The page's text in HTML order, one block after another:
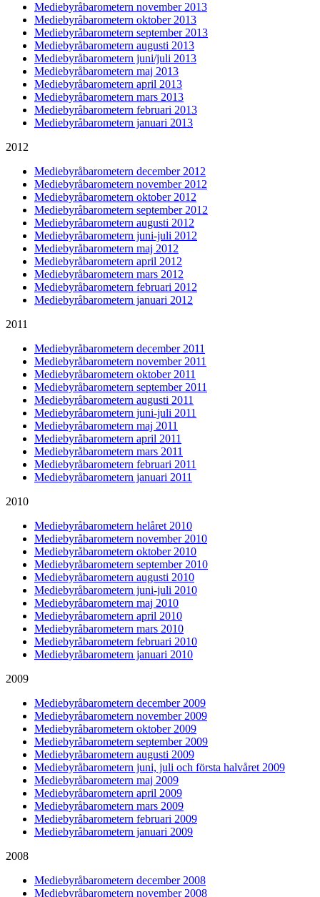
Mediebyråbarometern november 2013
Mediebyråbarometern oktober 2013
Mediebyråbarometern september 2013
Mediebyråbarometern augusti 2013
Mediebyråbarometern juni/juli 2013
Mediebyråbarometern maj 2013
Mediebyråbarometern april 2013
Mediebyråbarometern mars 2013
Mediebyråbarometern februari 2013
Mediebyråbarometern januari 2013
2012
Mediebyråbarometern december 2012
Mediebyråbarometern november 2012
Mediebyråbarometern oktober 2012
Mediebyråbarometern september 2012
Mediebyråbarometern augusti 2012
Mediebyråbarometern juni-juli 2012
Mediebyråbarometern maj 2012
Mediebyråbarometern april 2012
Mediebyråbarometern mars 2012
Mediebyråbarometern februari 2012
Mediebyråbarometern januari 2012
2011
Mediebyråbarometern december 2011
Mediebyråbarometern november 2011
Mediebyråbarometern oktober 2011
Mediebyråbarometern september 2011
Mediebyråbarometern augusti 2011
Mediebyråbarometern juni-juli 2011
Mediebyråbarometern maj 2011
Mediebyråbarometern april 2011
Mediebyråbarometern mars 2011
Mediebyråbarometern februari 2011
Mediebyråbarometern januari 2011
2010
Mediebyråbarometern helåret 2010
Mediebyråbarometern november 2010
Mediebyråbarometern oktober 2010
Mediebyråbarometern september 2010
Mediebyråbarometern augusti 2010
Mediebyråbarometern juni-juli 2010
Mediebyråbarometern maj 2010
Mediebyråbarometern april 2010
Mediebyråbarometern mars 2010
Mediebyråbarometern februari 2010
Mediebyråbarometern januari 2010
2009
Mediebyråbarometern december 2009
Mediebyråbarometern november 2009
Mediebyråbarometern oktober 2009
Mediebyråbarometern september 2009
Mediebyråbarometern augusti 2009
Mediebyråbarometern juni, juli och första halvåret 2009
Mediebyråbarometern maj 2009
Mediebyråbarometern april 2009
Mediebyråbarometern mars 2009
Mediebyråbarometern februari 2009
Mediebyråbarometern januari 2009
2008
Mediebyråbarometern december 2008
Mediebyråbarometern november 2008